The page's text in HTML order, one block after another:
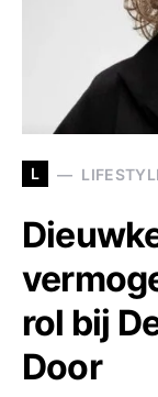
L
rol bij
Door